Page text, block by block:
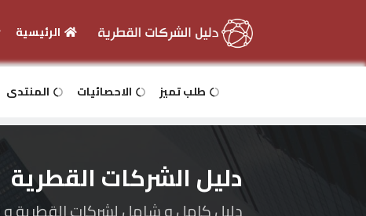
دخول
الرئيسية
طلب تميز الاحصائيات المنتدى
دليل الشركات القطرية